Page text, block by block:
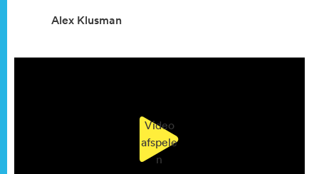
Alex Klusman
Video
afspele
n